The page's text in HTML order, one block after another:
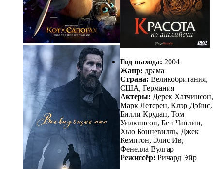
Год выхода: 2004
Жанр: драма
Страна: Великобритания,
США, Германия
Актеры: Дерек Хатчинсон,
Марк Летерен, Клэр Дэйнс,
Билли Крудап, Том
Уилкинсон, Бен Чаплин,
Хью Бонневилль, Джек
Кемптон, Элис Ив,
Фенелла Вулгар
Режиссёр: Ричард Эйр